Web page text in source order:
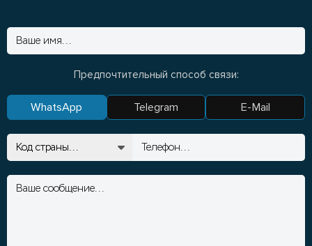
Предпочтительный способ связи:
WhatsApp Telegram E-Mail